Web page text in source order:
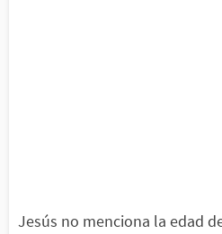
Jesús no menciona la edad